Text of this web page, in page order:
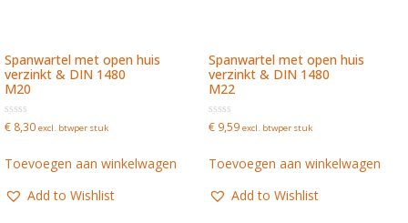
Spanwartel met open huis
verzinkt & DIN 1480
M20
Waardering
0
5
€ 8,30 excl. btwper stuk
Toevoegen aan winkelwagen
Add to Wishlist
Spanwartel met open huis
verzinkt & DIN 1480
M22
Waardering
0
5
€ 9,59 excl. btwper stuk
Toevoegen aan winkelwagen
Add to Wishlist